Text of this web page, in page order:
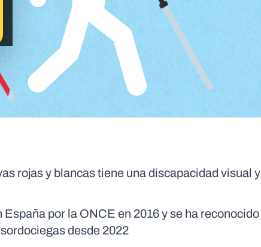
rojas y blancas tiene una discapacidad visual y
por la ONCE en 2016 y se ha reconocido
desde 2022